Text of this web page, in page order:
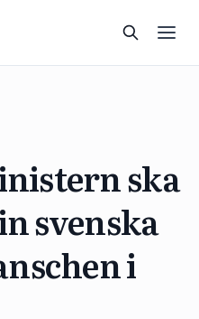
ska
svenska
i